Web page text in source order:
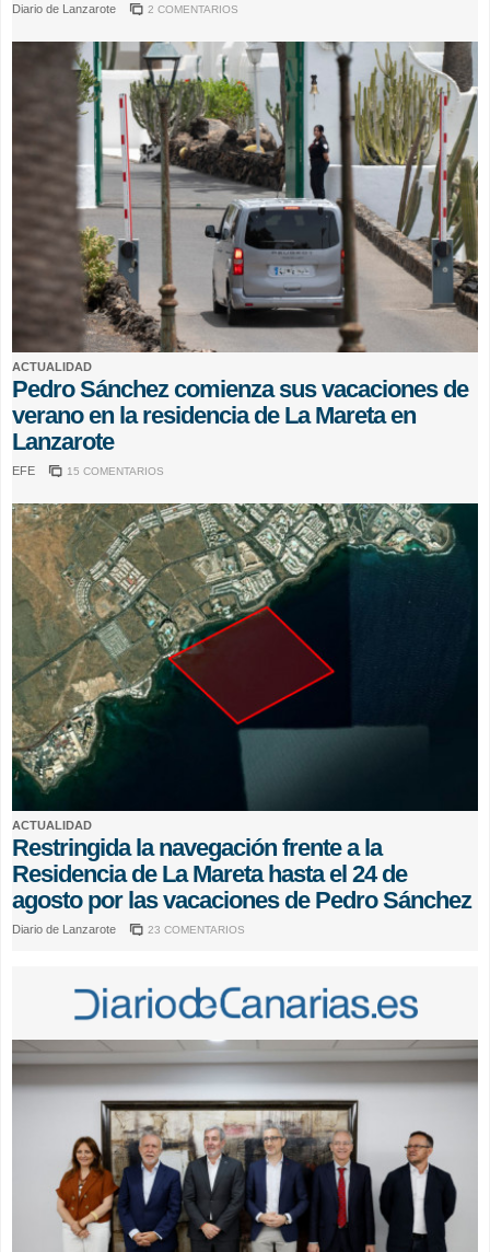
Diario de Lanzarote 2 COMENTARIOS
ACTUALIDAD
Pedro Sánchez comienza sus vacaciones de
verano en la residencia de La Mareta en
Lanzarote
EFE 15 COMENTARIOS
ACTUALIDAD
Restringida la navegación frente a la
Residencia de La Mareta hasta el 24 de
agosto por las vacaciones de Pedro Sánchez
Diario de Lanzarote 23 COMENTARIOS